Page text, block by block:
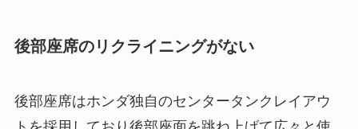
後部座席のリクライニングがない
後部座席はホンダ独自のセンタータンクレイアウ